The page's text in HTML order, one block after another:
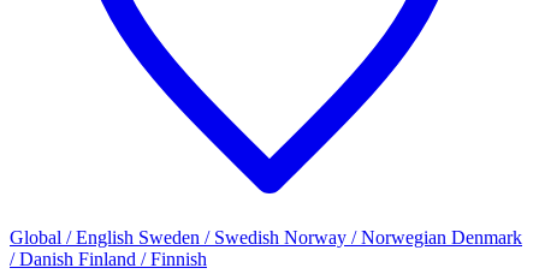
Global / English Sweden / Swedish Norway / Norwegian Denmark
/ Danish Finland / Finnish